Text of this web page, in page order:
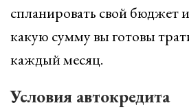
спланировать свой бюджет
какую сумму вы готовы
каждый месяц.
Условия автокредита